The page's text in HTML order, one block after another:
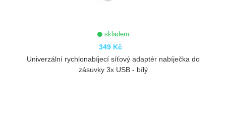
skladem
349 Kč
Univerzální rychlonabíjecí síťový adaptér nabíječka do
zásuvky 3x USB - bílý